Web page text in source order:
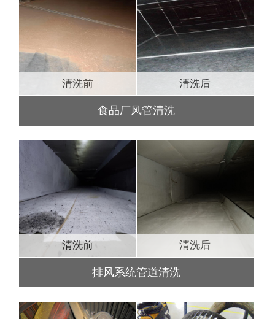
清洗前 清洗后
食品厂风管清洗
清洗前 清洗后
排风系统管道清洗